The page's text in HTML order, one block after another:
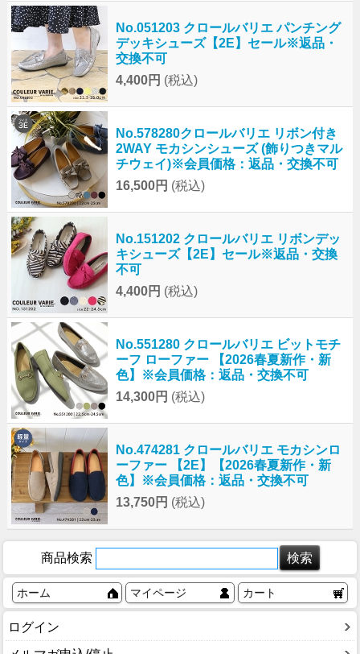
No.051203 クロールバリエ パンチング
デッキシューズ【2E】セール※返品・
交換不可
4,400円 (税込)
No.578280クロールバリエ リボン付き
2WAY モカシンシューズ (飾りつきマル
チウェイ)※会員価格：返品・交換不可
16,500円 (税込)
No.151202 クロールバリエ リボンデッ
キシューズ【2E】セール※返品・交換
不可
4,400円 (税込)
No.551280 クロールバリエ ビットモチ
ーフ ローファー 【2026春夏新作・新
色】※会員価格：返品・交換不可
14,300円 (税込)
No.474281 クロールバリエ モカシンロ
ーファー 【2E】【2026春夏新作・新
色】※会員価格：返品・交換不可
13,750円 (税込)
商品検索
ホーム マイページ カート
ログイン